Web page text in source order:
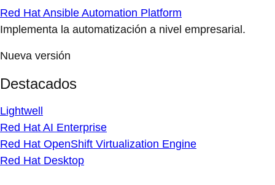
Red Hat Ansible Automation Platform
Implementa la automatización a nivel empresarial.
Nueva versión
Destacados
Lightwell
Red Hat AI Enterprise
Red Hat OpenShift Virtualization Engine
Red Hat Desktop